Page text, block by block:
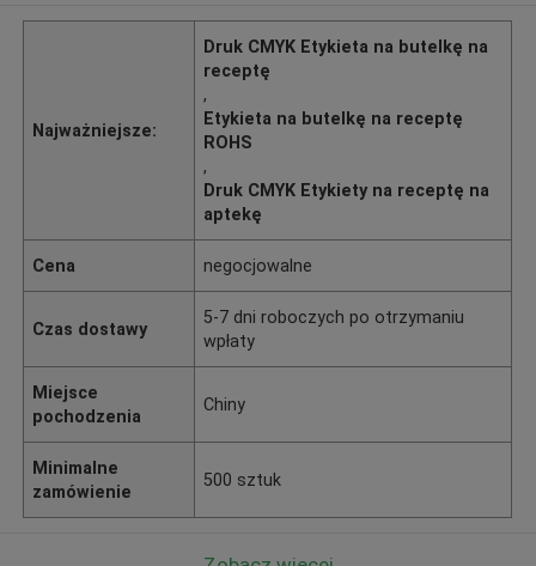
Najważniejsze:
Druk CMYK Etykieta na butelkę na
receptę
,
Etykieta na butelkę na receptę
ROHS
,
Druk CMYK Etykiety na receptę na
aptekę
Cena negocjowalne
Czas dostawy
5-7 dni roboczych po otrzymaniu
wpłaty
Miejsce
pochodzenia
Chiny
Minimalne
zamówienie
500 sztuk